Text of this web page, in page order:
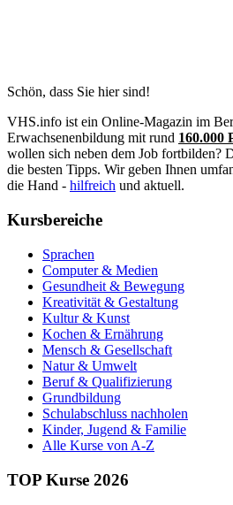
Schön, dass Sie hier sind!
VHS.info ist ein Online-Magazin im
Erwachsenenbildung mit rund 160.000
wollen sich neben dem Job fortbilden?
die besten Tipps. Wir geben Ihnen
die Hand - hilfreich und aktuell.
Kursbereiche
Sprachen
Computer & Medien
Gesundheit & Bewegung
Kreativität & Gestaltung
Kultur & Kunst
Kochen & Ernährung
Mensch & Gesellschaft
Natur & Umwelt
Beruf & Qualifizierung
Grundbildung
Schulabschluss nachholen
Kinder, Jugend & Familie
Alle Kurse von A-Z
TOP Kurse 2026